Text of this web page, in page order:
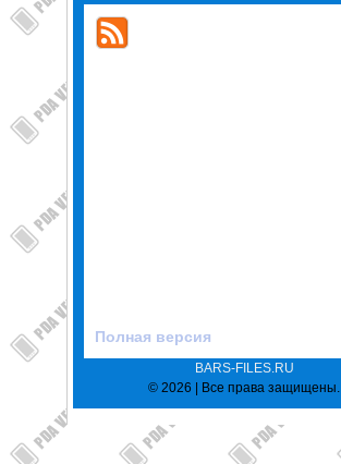
Полная версия
BARS-FILES.RU
© 2026 | Все права защищены.